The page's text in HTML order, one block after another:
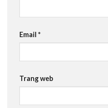
Email *
Trang web